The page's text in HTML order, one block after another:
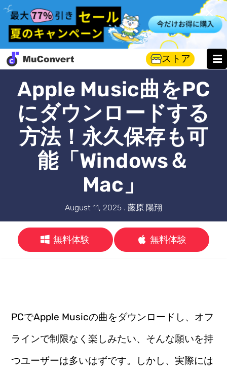
ストア
Apple Music曲をPC
にダウンロードする
方法！永久保存も可
能「Windows＆
Mac」
August 11, 2025 . 藤原 陽翔
無料体験 無料体験
PCでApple Musicの曲をダウンロードし、オフ
ラインで制限なく楽しみたい、そんな願いを持
つユーザーは多いはずです。しかし、実際には